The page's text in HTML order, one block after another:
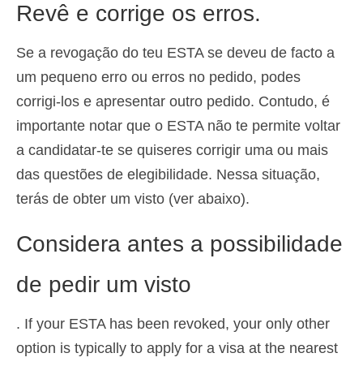
Revê e corrige os erros.
Se a revogação do teu ESTA se deveu de facto a
um pequeno erro ou erros no pedido, podes
corrigi-los e apresentar outro pedido. Contudo, é
importante notar que o ESTA não te permite voltar
a candidatar-te se quiseres corrigir uma ou mais
das questões de elegibilidade. Nessa situação,
terás de obter um visto (ver abaixo).
Considera antes a possibilidade
de pedir um visto
. If your ESTA has been revoked, your only other
option is typically to apply for a visa at the nearest